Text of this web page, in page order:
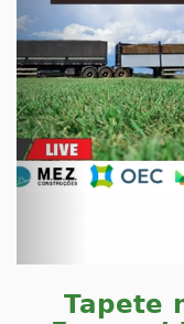
Tapete